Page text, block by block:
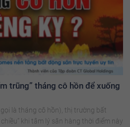
trũng” tháng cô hồn để xuống
là tháng cô hồn), thị trường bất
khi tâm lý săn hàng thời điểm này